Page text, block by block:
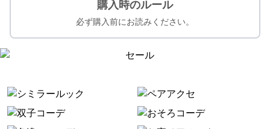
購入時のルール
必ず購入前にお読みください。